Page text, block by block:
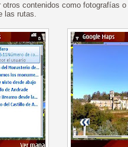
otros contenidos como fotografías
las rutas.